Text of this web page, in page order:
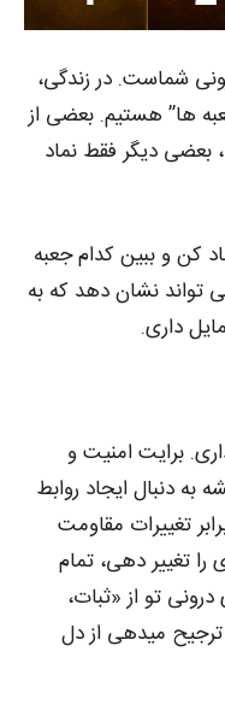
شماست. در زندگی،
ها” هستیم. بعضی از
بعضی دیگر فقط نماد
کن و ببین کدام جعبه
تواند نشان دهد که به
داری.
برایت امنیت و
به دنبال ایجاد روابط
تغییرات مقاومت
تغییر دهی، تمام
تو از «ثبات،
میدهی از دل